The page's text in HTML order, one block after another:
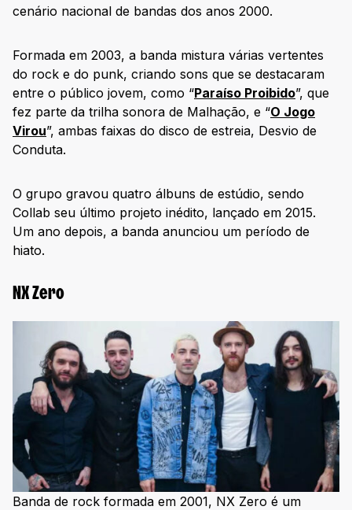
cenário nacional de bandas dos anos 2000.
Formada em 2003, a banda mistura várias vertentes
do rock e do punk, criando sons que se destacaram
entre o público jovem, como “Paraíso Proibido”, que
fez parte da trilha sonora de Malhação, e “O Jogo
Virou”, ambas faixas do disco de estreia, Desvio de
Conduta.
O grupo gravou quatro álbuns de estúdio, sendo
Collab seu último projeto inédito, lançado em 2015.
Um ano depois, a banda anunciou um período de
hiato.
NX Zero
Banda de rock formada em 2001, NX Zero é um